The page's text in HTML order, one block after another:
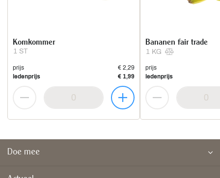
1 ST
Komkommer
prijs
€ 2,29
ledenprijs
€ 1,99
1 KG
Bananen fair trade
prijs
ledenprijs
Doe mee